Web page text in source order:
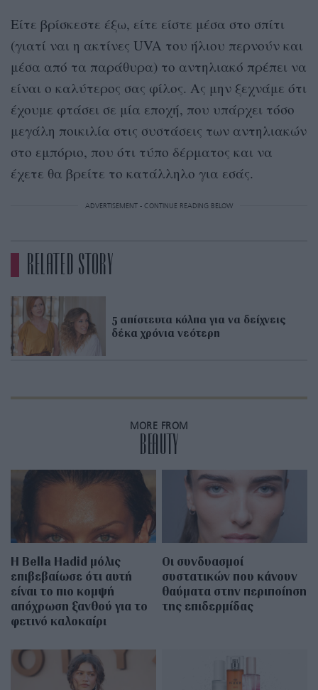
Είτε βρίσκεστε έξω, είτε είστε μέσα στο σπίτι
(γιατί ναι η ακτίνες UVA του ήλιου περνούν και
μέσα από τα παράθυρα) το αντηλιακό πρέπει να
είναι ο καλύτερος σας φίλος. Ας μην ξεχνάμε ότι
έχουμε φτάσει σε μία εποχή, που υπάρχει τόσο
μεγάλη ποικιλία στις συστάσεις των αντηλιακών
στο εμπόριο, που ότι τύπο δέρματος και να
έχετε θα βρείτε το κατάλληλο για εσάς.
ADVERTISEMENT - CONTINUE READING BELOW
RELATED STORY
5 απίστευτα κόλπα για να δείχνεις
δέκα χρόνια νεότερη
MORE FROM
BEAUTY
Η Bella Hadid μόλις
επιβεβαίωσε ότι αυτή
είναι το πιο κομψή
απόχρωση ξανθού για το
φετινό καλοκαίρι
Οι συνδυασμοί
συστατικών που κάνουν
θαύματα στην περιποίηση
της επιδερμίδας